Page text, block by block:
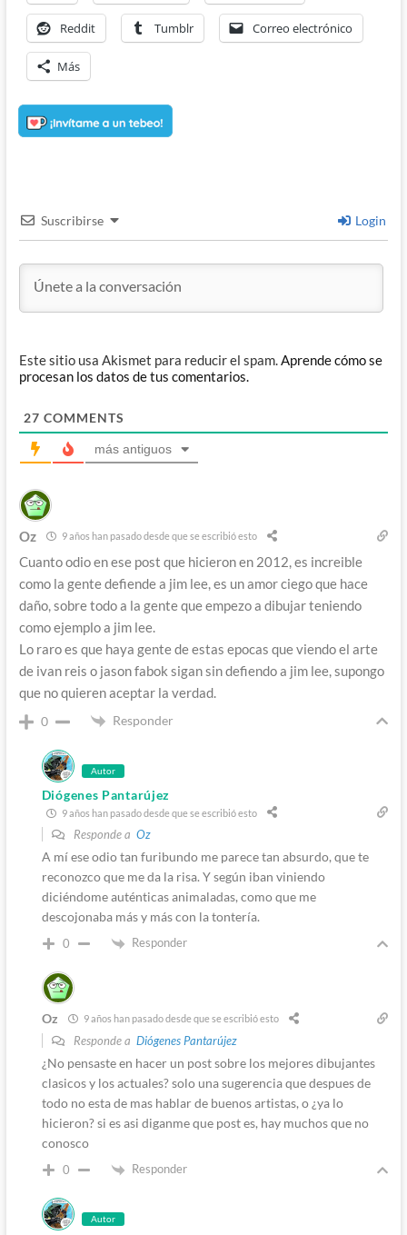
Reddit Tumblr Correo electrónico
Más
Suscribirse Login
Este sitio usa Akismet para reducir el spam.Aprende cómo se
procesan los datos de tus comentarios.
27 COMMENTS
más antiguos
Oz 9 años han pasado desde que se escribió esto
Cuanto odio en ese post que hicieron en 2012, es increible
como la gente defiende a jim lee, es un amor ciego que hace
daño, sobre todo a la gente que empezo a dibujar teniendo
como ejemplo a jim lee.
Lo raro es que haya gente de estas epocas que viendo el arte
de ivan reis o jason fabok sigan sin defiendo a jim lee, supongo
que no quieren aceptar la verdad.
0 Responder
Autor
Diógenes Pantarújez
9 años han pasado desde que se escribió esto
Responde a Oz
A mí ese odio tan furibundo me parece tan absurdo, que te
reconozco que me da la risa. Y según iban viniendo
diciéndome auténticas animaladas, como que me
descojonaba más y más con la tontería.
0 Responder
Oz 9 años han pasado desde que se escribió esto
Responde a Diógenes Pantarújez
¿No pensaste en hacer un post sobre los mejores dibujantes
clasicos y los actuales? solo una sugerencia que despues de
todo no esta de mas hablar de buenos artistas, o ¿ya lo
hicieron? si es asi diganme que post es, hay muchos que no
conosco
0 Responder
Autor